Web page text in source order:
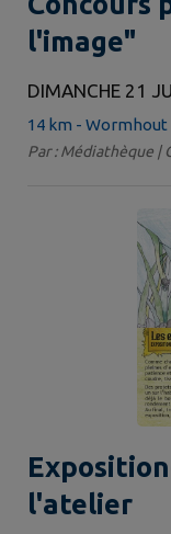
l'image"
DIMANCHE 21
14 km - Wormhout
Par : Médiathèque |
l'atelier